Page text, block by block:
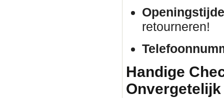
retourneren!
Handige